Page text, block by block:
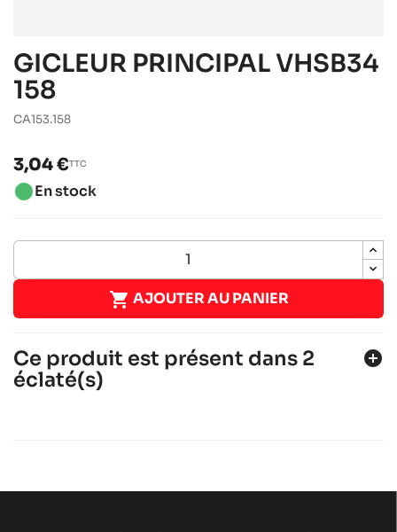
GICLEUR PRINCIPAL VHSB34
158
CA153.158
3,04 €TTC
brightness_1En stock
 AJOUTER AU PANIER
Ce produit est présent dans 2
éclaté(s)
add_circle